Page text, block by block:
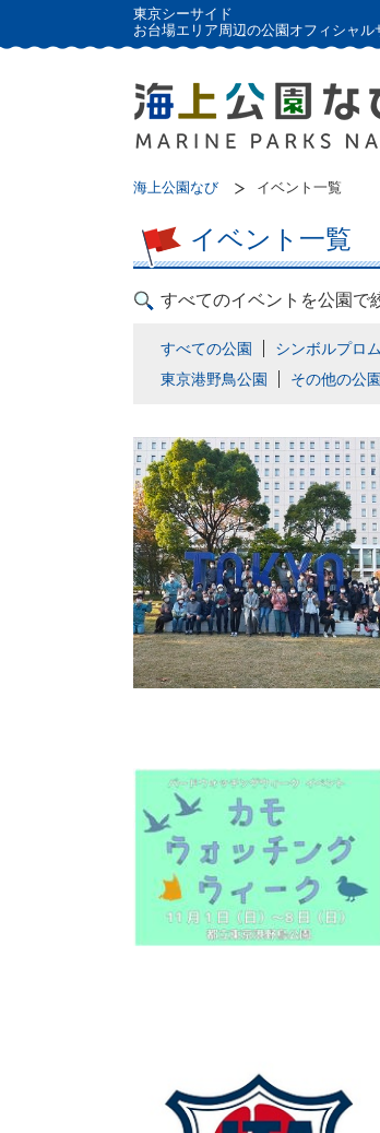
東京シーサイド
お台場エリア周辺の公園オフィシャル
海上公園なび イベント一覧
イベント一覧
すべてのイベントを公園で
すべての公園 シンボルプロ
東京港野鳥公園
その他の公園